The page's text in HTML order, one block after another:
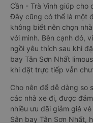
Cần - Trà Vinh giúp cho
Đây cũng có thể là một
không biết nên chọn
với mình. Bên cạnh đó,
ngồi yêu thích sau khi
bay Tân Sơn Nhất
khi đặt trực tiếp vẫn
Cho nên để dễ dàng so
các nhà xe đi, được
nhiều ưu đãi giảm giá
Sân bay Tân Sơn Nhất,